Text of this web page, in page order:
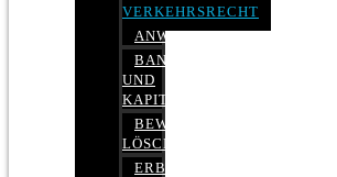
VERKEHRSRECHT
ANWALTSHAFTUNGSRECHT
BANK-
UND
KAPITALMARKTRECHT
BEWERTUNGEN
LÖSCHEN
ERBRECHT